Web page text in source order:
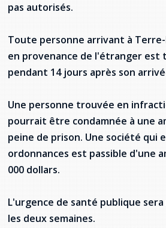
Marc-Alexandre Mestres
Stacy Smith
Nancy Dillon
Clare Halleran
Joseph Kayumba
Yulia Kudryakova
pas autorisés.
Toute personne arrivant à
en provenance de l'étranger est
pendant 14 jours après son
Une personne trouvée en
pourrait être condamnée à une
peine de prison. Une société qui
ordonnances est passible d'une
000 dollars.
L'urgence de santé publique
les deux semaines.